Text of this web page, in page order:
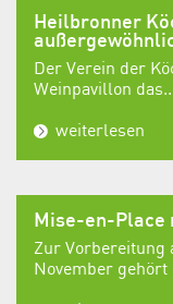
Heilbronner
Der Verein der
Weinpavillon
weiterlesen
Mise-en-Place
Zur Vorbereitung
November gehört